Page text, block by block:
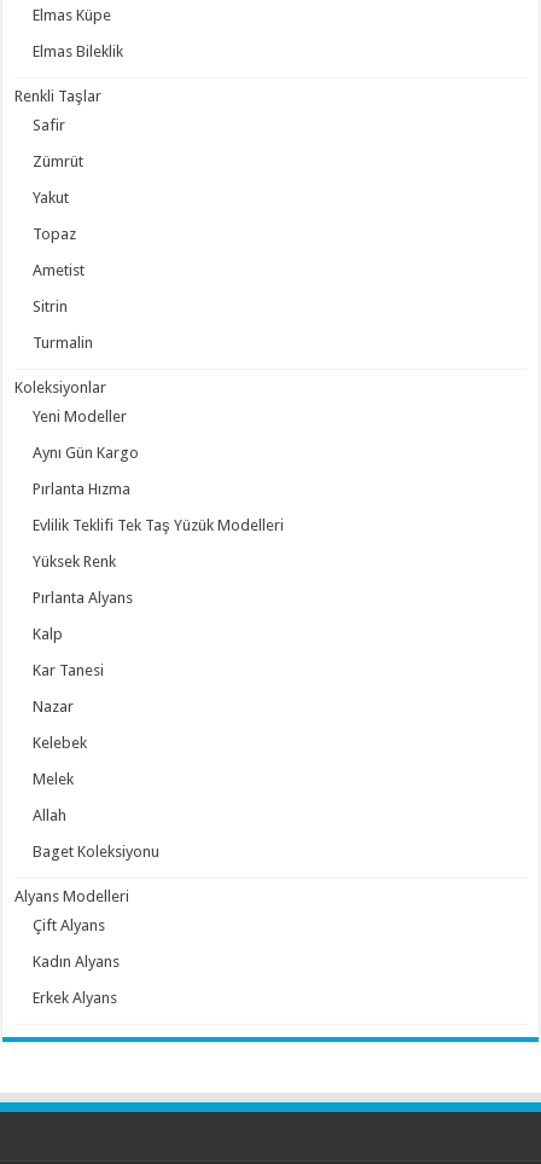
Elmas Küpe
Elmas Bileklik
Renkli Taşlar
Safir
Zümrüt
Yakut
Topaz
Ametist
Sitrin
Turmalin
Koleksiyonlar
Yeni Modeller
Aynı Gün Kargo
Pırlanta Hızma
Evlilik Teklifi Tek Taş Yüzük Modelleri
Yüksek Renk
Pırlanta Alyans
Kalp
Kar Tanesi
Nazar
Kelebek
Melek
Allah
Baget Koleksiyonu
Alyans Modelleri
Çift Alyans
Kadın Alyans
Erkek Alyans